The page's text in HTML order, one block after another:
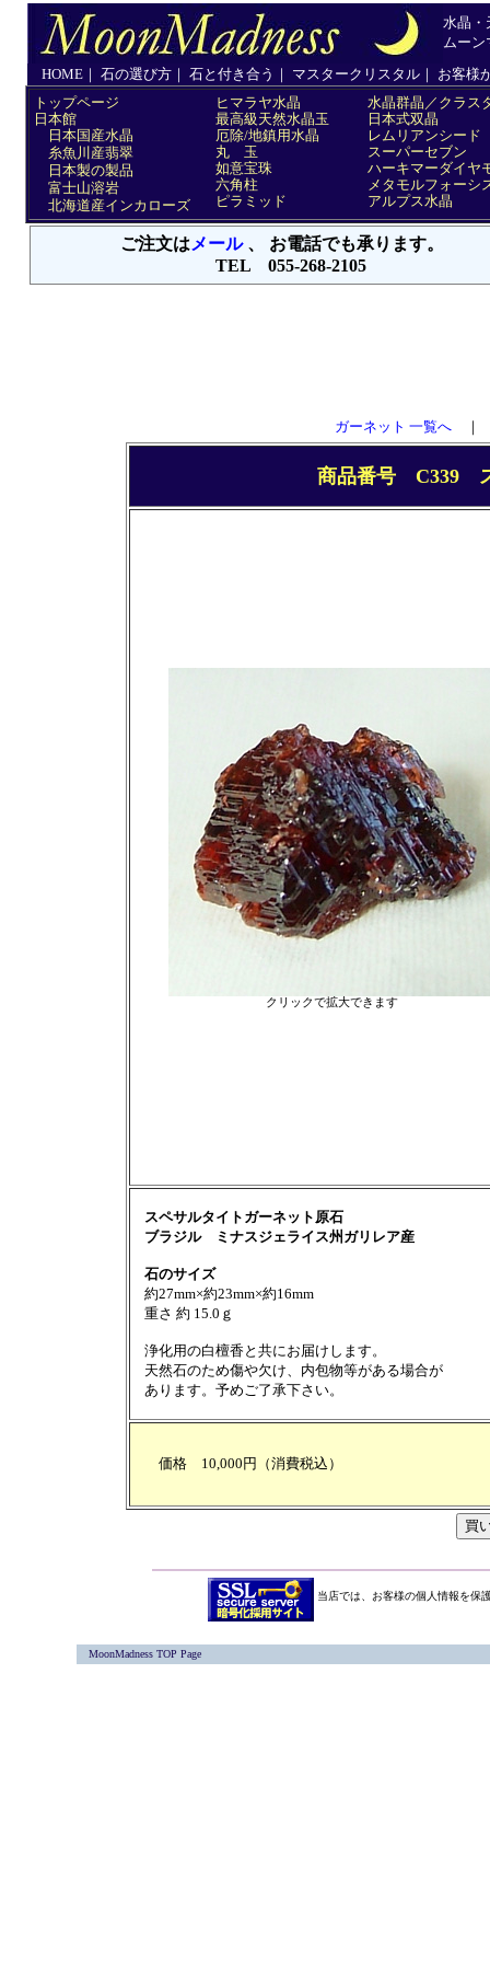
ガーネット 一覧へ
商品番号 C339
クリックで拡大できます
スペサルタイトガーネット原石
ブラジル ミナスジェライス州ガリレア産
石のサイズ
約27mm×約23mm×約16mm
重さ 約 15.0ｇ
浄化用の白檀香と共にお届けします。
天然石のため傷や欠け、内包物等がある場合が
あります。予めご了承下さい。
価格 10,000円（消費税込）
当店では、お客様の個人情報を保
MoonMadness TOP Page